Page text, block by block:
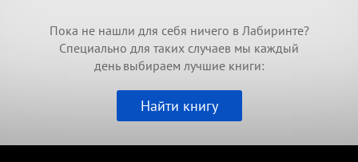
Пока не нашли для себя ничего в Лабиринте?
Специально для таких случаев мы каждый
день выбираем лучшие книги:
Найти книгу